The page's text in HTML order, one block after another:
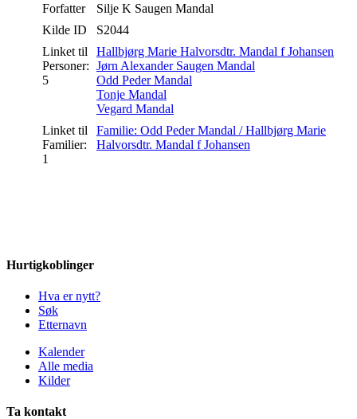
Forfatter
Silje K Saugen Mandal
Kilde ID
S2044
Linket til
Personer:
5
Hallbjørg Marie Halvorsdtr. Mandal f Johansen
Jørn Alexander Saugen Mandal
Odd Peder Mandal
Tonje Mandal
Vegard Mandal
Linket til
Familier:
1
Familie: Odd Peder Mandal / Hallbjørg Marie
Halvorsdtr. Mandal f Johansen
Hurtigkoblinger
Hva er nytt?
Søk
Etternavn
Kalender
Alle media
Kilder
Ta kontakt